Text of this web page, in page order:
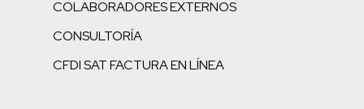
COLABORADORES EXTERNOS
CONSULTORÍA
CFDI SAT FACTURA EN LÍNEA